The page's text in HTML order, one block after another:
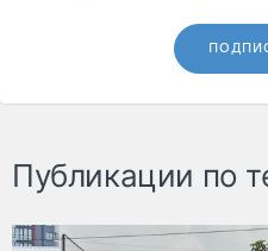
Публикации по